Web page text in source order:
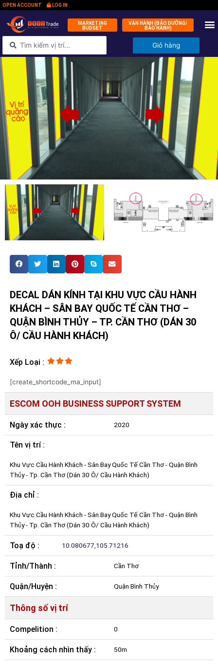
OPEN ACCOUNT LOG IN
MARKETING
BUDGET
VẬN HÀNH (BẢO DƯỠNG/
BẢO HÀNH)
Giỏ hàng
DECAL DÁN KÍNH TẠI KHU VỰC CẦU HÀNH
KHÁCH – SÂN BAY QUỐC TẾ CẦN THƠ –
QUẬN BÌNH THỦY – TP. CẦN THƠ (DÁN 30
Ô/ CẦU HÀNH KHÁCH)
Xếp Loại :
[create_shortcode_ma_input]
ESCOM OOH BUSINESS SUPPORT SYSTEM
Ngày xác thực : 2020
Tên vị trí :
Khu Vực Cầu Hành Khách - Sân Bay Quốc Tế Cần Thơ - Quận Bình
Thủy - Tp. Cần Thơ (Dán 30 Ô/ Cầu Hành Khách)
Địa chỉ :
Khu Vực Cầu Hành Khách - Sân Bay Quốc Tế Cần Thơ - Quận Bình
Thủy - Tp. Cần Thơ (Dán 30 Ô/ Cầu Hành Khách)
Toạ độ : 10.080677,105.71216
Tỉnh/Thành : Cần Thơ
Quận/Huyện : Quận Bình Thủy
Thông số vị trí
Compelition : 0
Khoảng cách nhìn thấy : 50m